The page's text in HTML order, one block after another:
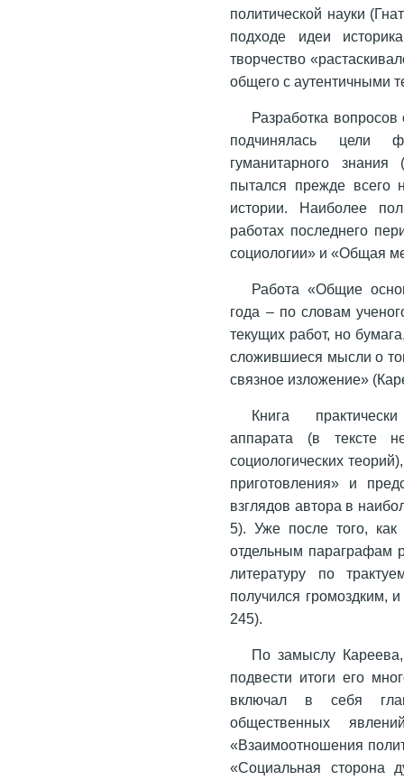
политической науки
подходе идеи
творчество
общего с аутентичными
Разработка вопросов
подчинялась цели
гуманитарного
пытался прежде всего
истории. Наиболее
работах последнего
социологии» и «Общая
Работа «Общие
года – по словам
текущих работ, но
сложившиеся мысли о
связное изложение»
Книга
аппарата (в тексте
социологических
приготовления» и
взглядов автора в
5). Уже после того, как
отдельным параграфам
литературу по
получился громоздким,
245).
По замыслу
подвести итоги его
включал в себя
общественных
«Взаимоотношения
«Социальная сторона